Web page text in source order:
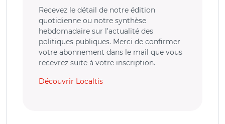
Recevez le détail de notre édition
quotidienne ou notre synthèse
hebdomadaire sur l’actualité des
politiques publiques. Merci de confirmer
votre abonnement dans le mail que vous
recevrez suite à votre inscription.
Découvrir Localtis